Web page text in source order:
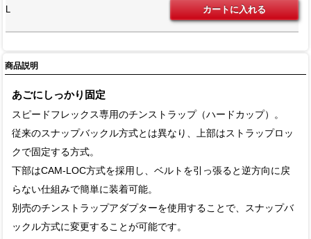
L
商品説明
あごにしっかり固定
スピードフレックス専用のチンストラップ（ハードカップ）。
従来のスナップバックル方式とは異なり、上部はストラップロッ
クで固定する方式。
下部はCAM-LOC方式を採用し、ベルトを引っ張ると逆方向に戻
らない仕組みで簡単に装着可能。
別売のチンストラップアダプターを使用することで、スナップバ
ックル方式に変更することが可能です。